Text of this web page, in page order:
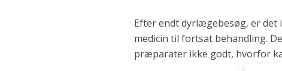
Efter endt dyrlægebesøg, er
medicin til fortsat behandling.
præparater ikke godt, hvorfor